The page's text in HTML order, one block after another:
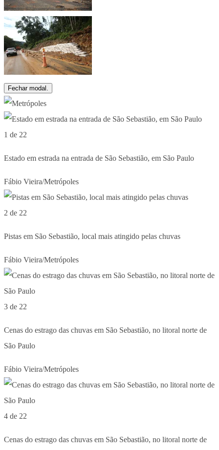
Fechar modal.
1 de 22
Estado em estrada na entrada de São Sebastião, em São Paulo
Fábio Vieira/Metrópoles
2 de 22
Pistas em São Sebastião, local mais atingido pelas chuvas
Fábio Vieira/Metrópoles
3 de 22
Cenas do estrago das chuvas em São Sebastião, no litoral norte de
São Paulo
Fábio Vieira/Metrópoles
4 de 22
Cenas do estrago das chuvas em São Sebastião, no litoral norte de